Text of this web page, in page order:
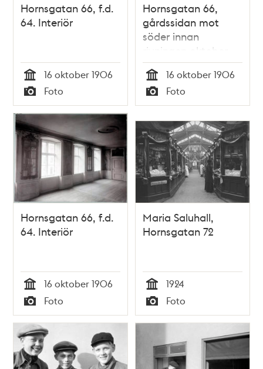
Hornsgatan 66, f.d.
64. Interiör
Tid
16 oktober 1906
Typ
Foto
Hornsgatan 66,
gårdssidan mot
söder innan
rivningen oktober
1906. En inkörsport
av trä, med en
mindre ingång på
vardera sidan fanns
tidigare.
Gästgivaregård
1851-1876
Tid
16 oktober 1906
Typ
Foto
Hornsgatan 66, f.d.
64. Interiör
Tid
16 oktober 1906
Typ
Foto
Maria Saluhall,
Hornsgatan 72
Tid
1924
Typ
Foto